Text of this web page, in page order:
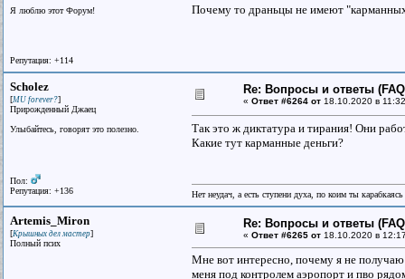
Я люблю этот Форум!
Репутация: +114
Почему то драньцы не имеют
Scholez
[MU forever?]
Прирожденный Джаец
Улыбайтесь, говорят это полезно.
Пол:
Репутация: +136
Re: Вопросы и ответы
« Ответ #6264 от 18.10.2020 в
Так это ж диктатура и тирания! Они
Какие тут карманные деньги?
Нет неудач, а есть ступени духа, по коим ты
Artemis_Miron
[Крышных дел мастер]
Полный псих
Re: Вопросы и ответы
« Ответ #6265 от 18.10.2020 в
Мне вот интересно, почему я не
меня под контролем аэропорт и пво